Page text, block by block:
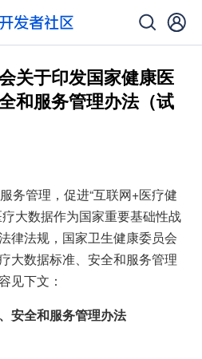
关于印发国家健康医
和服务管理办法（试
服务管理，促进“互联网+医疗健
大数据作为国家重要基础性战
律法规，国家卫生健康委员会
大数据标准、安全和服务管理
见下文：
安全和服务管理办法